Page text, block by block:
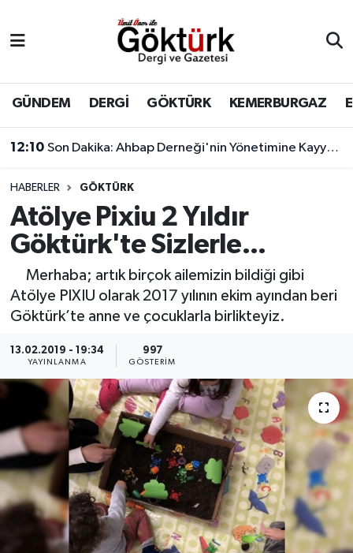
GÜNDEM DERGİ GÖKTÜRK KEMERBURGAZ
12:10 Son Dakika: Ahbap Derneği'nin Yönetimine Kayyum Atandı
HABERLER GÖKTÜRK
Atölye Pixiu 2 Yıldır
Göktürk'te Sizlerle...
Merhaba; artık birçok ailemizin bildiği gibi
Atölye PIXIU olarak 2017 yılının ekim ayından beri
Göktürk’te anne ve çocuklarla birlikteyiz.
13.02.2019 - 19:34
YAYINLANMA
997
GÖSTERIM
BİLİM
DERGİ
DÜNYA
EĞİTİM
GÖKTÜRK
KEMERBURGAZ
KÜLTÜR - SANAT
MAGAZİN
ÖZEL HABER
SAĞLIK
Eyüpsultan Hava Durumu
Eyüpsultan Trafik Yoğunluk Haritası
Süper Lig Puan Durumu ve Fikstür
Tüm Manşetler
Son Dakika Haberleri